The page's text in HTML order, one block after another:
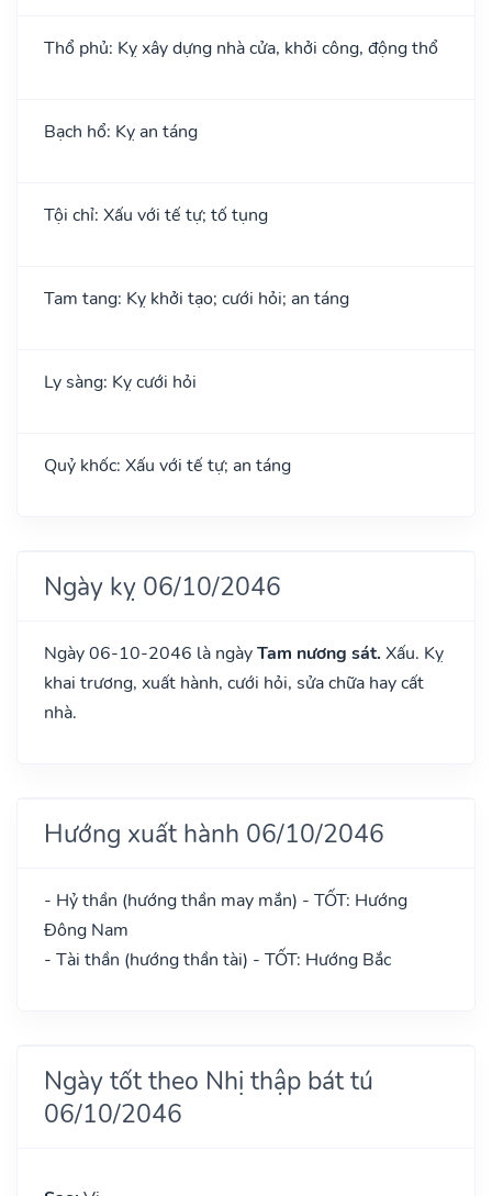
Thổ phủ: Kỵ xây dựng nhà cửa, khởi công, động thổ
Bạch hổ: Kỵ an táng
Tội chỉ: Xấu với tế tự; tố tụng
Tam tang: Kỵ khởi tạo; cưới hỏi; an táng
Ly sàng: Kỵ cưới hỏi
Quỷ khốc: Xấu với tế tự; an táng
Ngày kỵ 06/10/2046
Ngày 06-10-2046 là ngàyTam nương sát. Xấu. Kỵ
khai trương, xuất hành, cưới hỏi, sửa chữa hay cất
nhà.
Hướng xuất hành 06/10/2046
- Hỷ thần (hướng thần may mắn) - TỐT: Hướng
Đông Nam
- Tài thần (hướng thần tài) - TỐT: Hướng Bắc
Ngày tốt theo Nhị thập bát tú
06/10/2046